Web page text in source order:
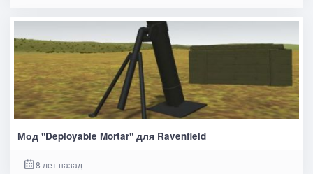
Мод "Deployable Mortar" для Ravenfield
8 лет назад